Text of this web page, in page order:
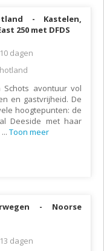
- Kastelen,
250 met DFDS
10 dagen
avontuur vol
en gastvrijheid. De
hoogtepunten: de
Deeside met haar
... Toon meer
- Noorse
13 dagen